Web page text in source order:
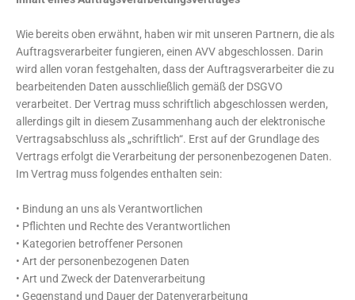
Wie bereits oben erwähnt, haben wir mit unseren Partnern, die als
Auftragsverarbeiter fungieren, einen AVV abgeschlossen. Darin
wird allen voran festgehalten, dass der Auftragsverarbeiter die zu
bearbeitenden Daten ausschließlich gemäß der DSGVO
verarbeitet. Der Vertrag muss schriftlich abgeschlossen werden,
allerdings gilt in diesem Zusammenhang auch der elektronische
Vertragsabschluss als „schriftlich“. Erst auf der Grundlage des
Vertrags erfolgt die Verarbeitung der personenbezogenen Daten.
Im Vertrag muss folgendes enthalten sein:
• Bindung an uns als Verantwortlichen
• Pflichten und Rechte des Verantwortlichen
• Kategorien betroffener Personen
• Art der personenbezogenen Daten
• Art und Zweck der Datenverarbeitung
• Gegenstand und Dauer der Datenverarbeitung